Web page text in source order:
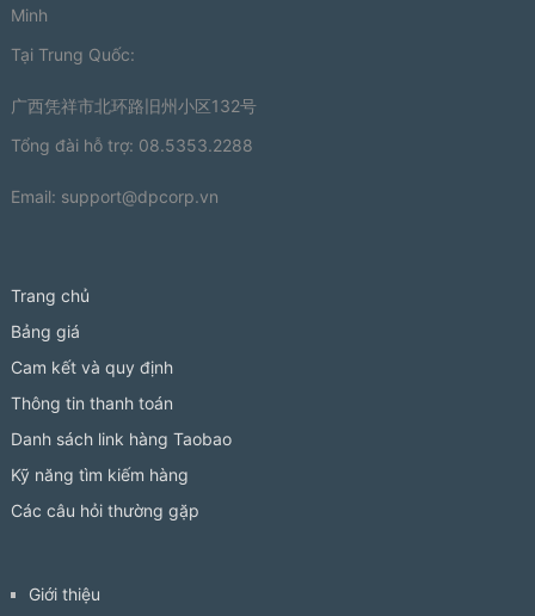
Minh
Tại Trung Quốc:
广西凭祥市北环路旧州小区132号
Tổng đài hỗ trợ: 08.5353.2288
Email: support@dpcorp.vn
Trang chủ
Bảng giá
Cam kết và quy định
Thông tin thanh toán
Danh sách link hàng Taobao
Kỹ năng tìm kiếm hàng
Các câu hỏi thường gặp
Giới thiệu